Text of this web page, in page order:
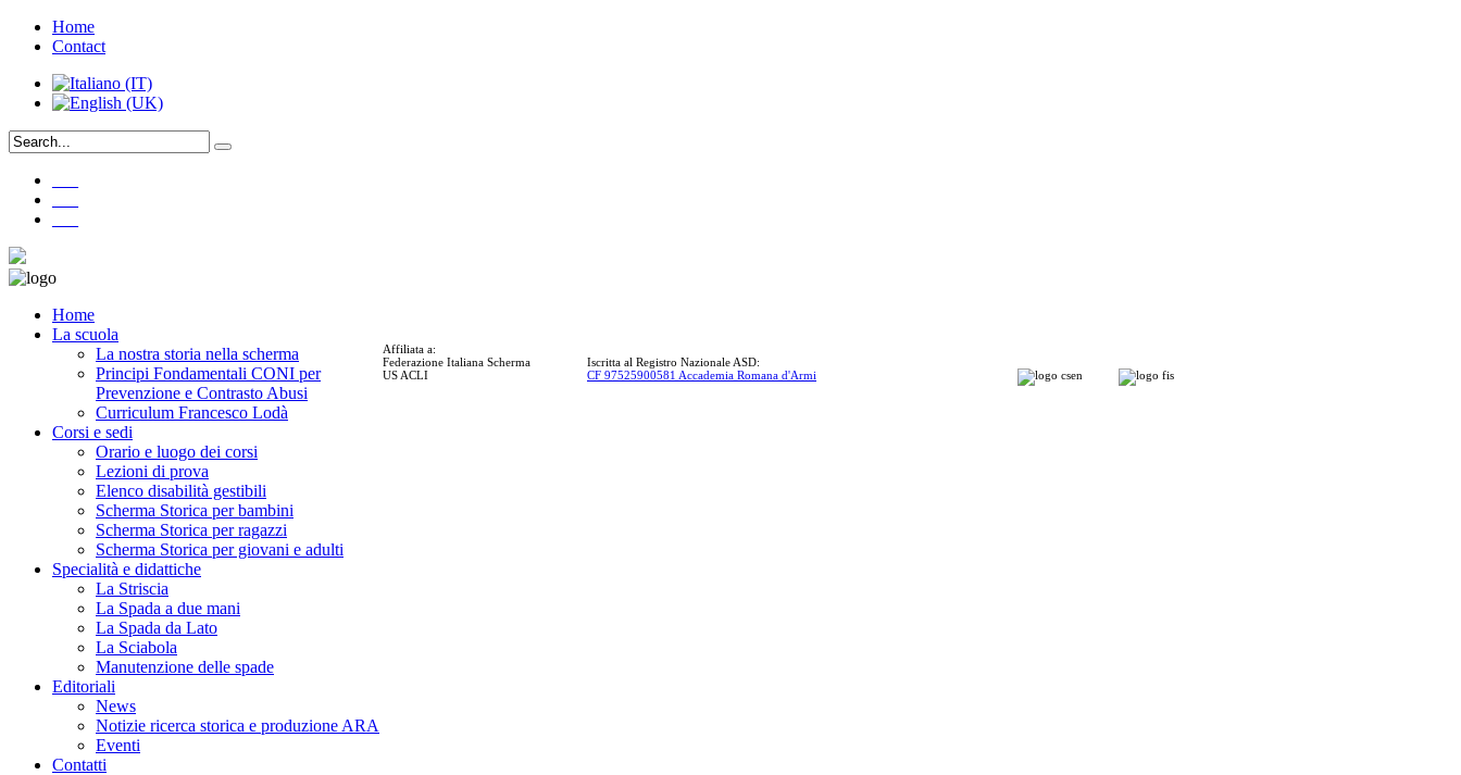
Home
Contact
Affiliata a:
Federazione Italiana Scherma
US ACLI
Iscritta al Registro Nazionale ASD:
CF 97525900581 Accademia Romana d'Armi
Home
La scuola
La nostra storia nella scherma
Principi Fondamentali CONI per
Prevenzione e Contrasto Abusi
Curriculum Francesco Lodà
Corsi e sedi
Orario e luogo dei corsi
Lezioni di prova
Elenco disabilità gestibili
Scherma Storica per bambini
Scherma Storica per ragazzi
Scherma Storica per giovani e adulti
Specialità e didattiche
La Striscia
La Spada a due mani
La Spada da Lato
La Sciabola
Manutenzione delle spade
Editoriali
News
Notizie ricerca storica e produzione ARA
Eventi
Contatti